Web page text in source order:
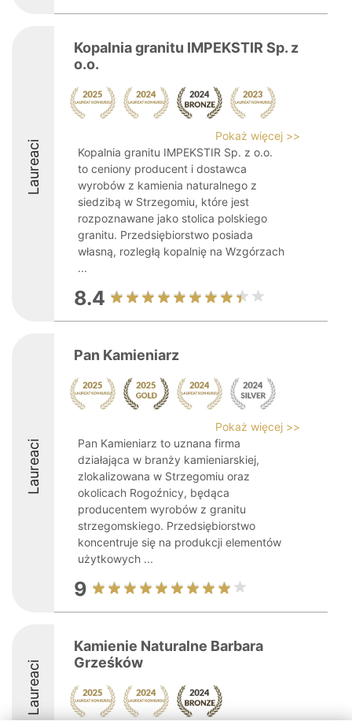
Laureaci
Kopalnia granitu IMPEKSTIR Sp. z
o.o.
Pokaż więcej >>
Kopalnia granitu IMPEKSTIR Sp. z o.o.
to ceniony producent i dostawca
wyrobów z kamienia naturalnego z
siedzibą w Strzegomiu, które jest
rozpoznawane jako stolica polskiego
granitu. Przedsiębiorstwo posiada
własną, rozległą kopalnię na Wzgórzach
...
8.4
Laureaci
Pan Kamieniarz
Pokaż więcej >>
Pan Kamieniarz to uznana firma
działająca w branży kamieniarskiej,
zlokalizowana w Strzegomiu oraz
okolicach Rogoźnicy, będąca
producentem wyrobów z granitu
strzegomskiego. Przedsiębiorstwo
koncentruje się na produkcji elementów
użytkowych ...
9
Laureaci
Kamienie Naturalne Barbara
Grześków